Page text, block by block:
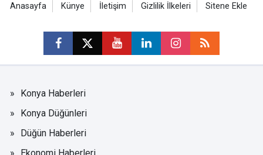
Anasayfa Künye İletişim Gizlilik İlkeleri Sitene Ekle
Konya Haberleri
Konya Düğünleri
Düğün Haberleri
Ekonomi Haberleri